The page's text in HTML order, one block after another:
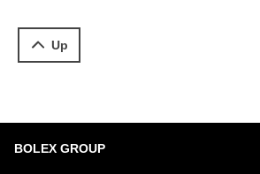
Up
BOLEX GROUP